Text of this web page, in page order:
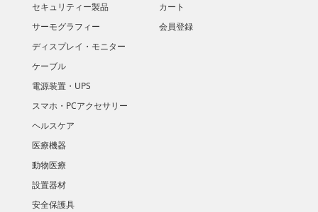
セキュリティー製品
サーモグラフィー
ディスプレイ・モニター
ケーブル
電源装置・UPS
スマホ・PCアクセサリー
ヘルスケア
医療機器
動物医療
設置器材
安全保護具
カート
会員登録